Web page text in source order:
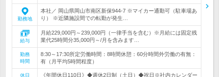
勤務地
本社／ 岡山県岡山市南区新保944‐7 ※マイカー通勤可（駐車場あ
り） ※近隣施設間での転勤が発生…
給与
月給229,000円～239,000円（一律手当を含む）※月給には固定残
業代25時間分35,000円～/月を含みます…
勤務
時間
8:30～17:30所定労働時間：8時間休憩：60分時間外労働の有無：
有（月平均5時間程度）
休日 《年間休日110日》◆週休2日制（土日）◆祝日※社内カレンダー